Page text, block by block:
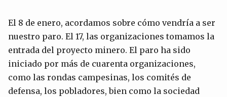
El 8 de enero, acordamos sobre cómo vendría a ser
nuestro paro. El 17, las organizaciones tomamos la
entrada del proyecto minero. El paro ha sido
iniciado por más de cuarenta organizaciones,
como las rondas campesinas, los comités de
defensa, los pobladores, bien como la sociedad